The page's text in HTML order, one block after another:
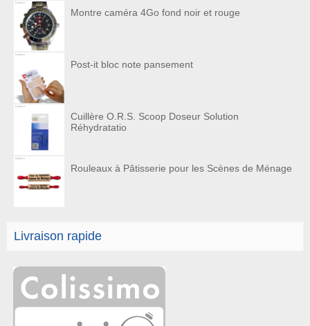
Montre caméra 4Go fond noir et rouge
Post-it bloc note pansement
Cuillère O.R.S. Scoop Doseur Solution
Réhydratatio
Rouleaux à Pâtisserie pour les Scènes de Ménage
Livraison rapide